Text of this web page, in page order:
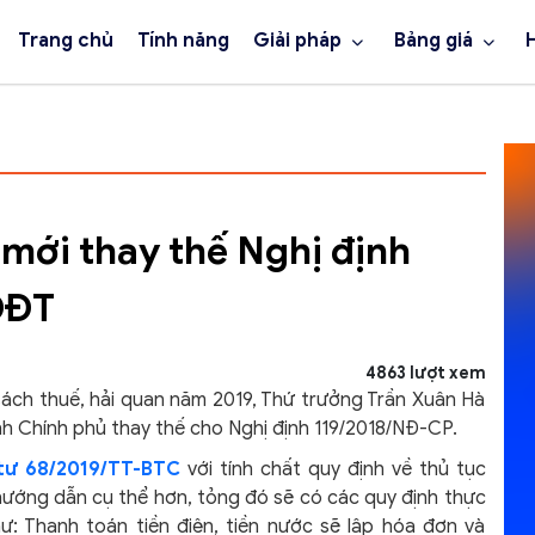
Trang chủ Tính năng Giải pháp Bảng giá
thay thế Nghị định
4863 lượt xem
thuế, hải quan năm 2019, Thứ trưởng Trần Xuân Hà
phủ thay thế cho Nghị định 119/2018/NĐ-CP.
68/2019/TT-BTCvới tính chất quy định về thủ tục
dẫn cụ thể hơn, tỏng đó sẽ có các quy định thực
Thanh toán tiền điện, tiền nước sẽ lập hóa đơn và